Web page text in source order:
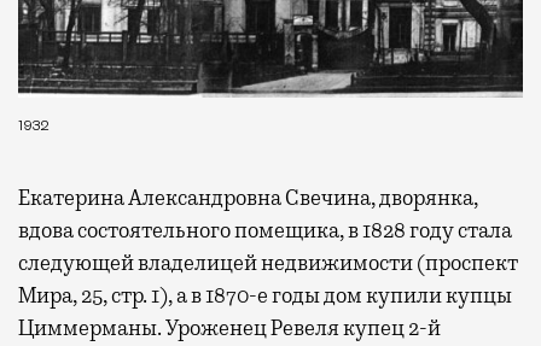
1932
Екатерина Александровна Свечина, дворянка,
вдова состоятельного помещика, в 1828 году стала
следующей владелицей недвижимости (проспект
Мира, 25, стр. 1), а в 1870-е годы дом купили купцы
Циммерманы. Уроженец Ревеля купец 2-й